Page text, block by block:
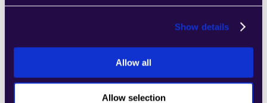
Show details
Allow all
Allow selection
المنتج
execute steps, escalate exceptions for human
review, and record results in systems.